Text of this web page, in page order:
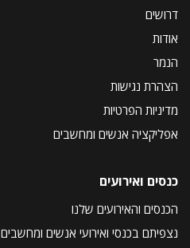
דרושים
אודות
הנמר
הצהרת נגישות
מדיניות הפרטיות
אפליקציה אנשים ומחשבים
כנסים ואירועים
הכנסים והאירועים שלנו
נצפיתם בכנסי ואירועי אנשים ומחשבים